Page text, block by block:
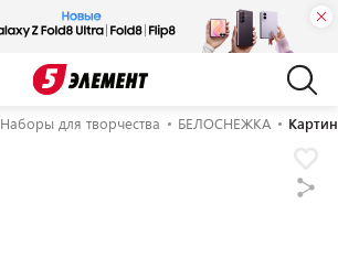
Наборы для творчества БЕЛОСНЕЖКА